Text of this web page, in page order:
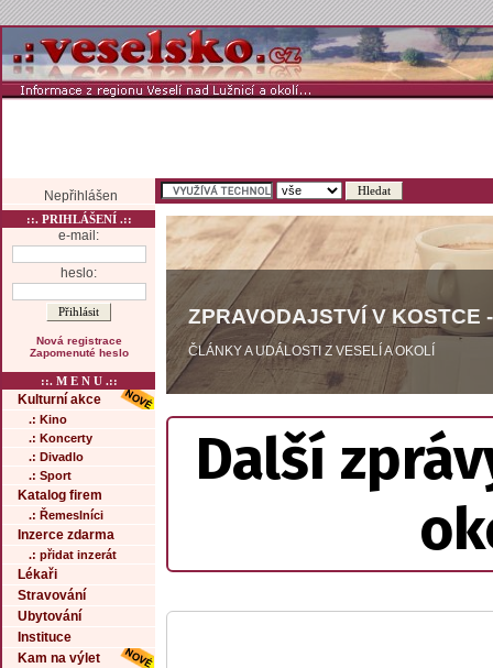
Nepřihlášen
::. PRIHLÁŠENÍ .::
e-mail:
heslo:
Nová registrace
Zapomenuté heslo
::. M E N U .::
Kulturní akce
.: Kino
.: Koncerty
.: Divadlo
.: Sport
Katalog firem
.: Řemeslníci
Inzerce zdarma
.: přidat inzerát
Lékaři
Stravování
Ubytování
Instituce
Kam na výlet
ZPRAVODAJSTVÍ V KOSTCE
ČLÁNKY A UDÁLOSTI Z VESELÍ A OKOLÍ
Další